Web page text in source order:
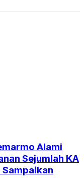
Alami
Sejumlah KA